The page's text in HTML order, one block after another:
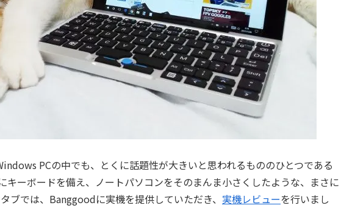
PCの中でも、とくに話題性が大きいと思われるもののひとつである
キーボードを備え、ノートパソコンをそのまんま小さくしたような、まさに
ブでは、Banggoodに実機を提供していただき、 実機レビューを行いまし